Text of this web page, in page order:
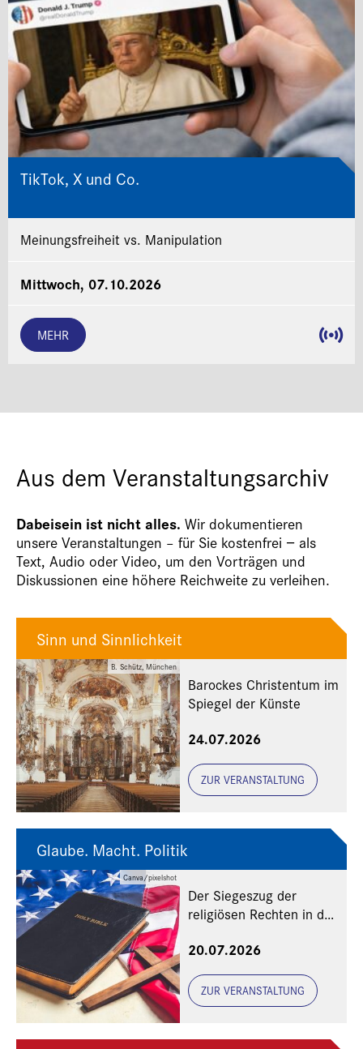
TikTok, X und Co.
Meinungsfreiheit vs. Manipulation
Mittwoch, 07.10.2026
MEHR
Aus dem Veranstaltungsarchiv
Dabeisein ist nicht alles. Wir dokumentieren
unsere Veranstaltungen – für Sie kostenfrei − als
Text, Audio oder Video, um den Vorträgen und
Diskussionen eine höhere Reichweite zu verleihen.
B. Schütz, München
Sinn und Sinnlichkeit
Barockes Christentum im
Spiegel der Künste
24.07.2026
ZUR VERANSTALTUNG
Canva/pixelshot
Glaube. Macht. Politik
Der Siegeszug der
religiösen Rechten in den
20.07.2026
ZUR VERANSTALTUNG